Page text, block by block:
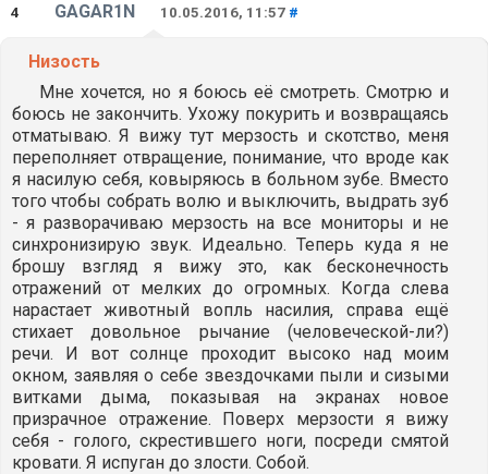
4 GAGAR1N 10.05.2016, 11:57 #
Низость
Мне хочется, но я боюсь её смотреть. Смотрю и
боюсь не закончить. Ухожу покурить и возвращаясь
отматываю. Я вижу тут мерзость и скотство, меня
переполняет отвращение, понимание, что вроде как
я насилую себя, ковыряюсь в больном зубе. Вместо
того чтобы собрать волю и выключить, выдрать зуб
- я разворачиваю мерзость на все мониторы и не
синхронизирую звук. Идеально. Теперь куда я не
брошу взгляд я вижу это, как бесконечность
отражений от мелких до огромных. Когда слева
нарастает животный вопль насилия, справа ещё
стихает довольное рычание (человеческой-ли?)
речи. И вот солнце проходит высоко над моим
окном, заявляя о себе звездочками пыли и сизыми
витками дыма, показывая на экранах новое
призрачное отражение. Поверх мерзости я вижу
себя - голого, скрестившего ноги, посреди смятой
кровати. Я испуган до злости. Собой.